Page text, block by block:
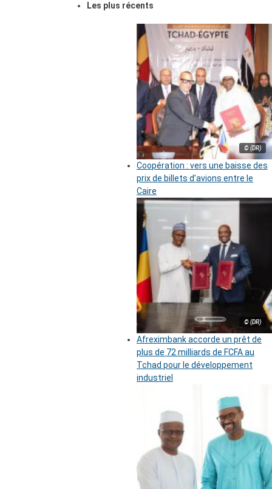
Les plus récents
© (DR)
Coopération : vers une baisse des
prix de billets d’avions entre le
Caire
© (DR)
Afreximbank accorde un prêt de
plus de 72 milliards de FCFA au
Tchad pour le développement
industriel